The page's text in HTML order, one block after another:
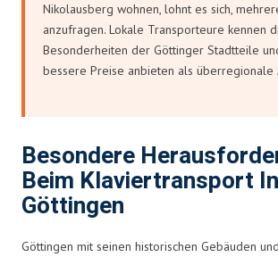
Nikolausberg wohnen, lohnt es sich,
anzufragen. Lokale Transporteure kennen
Besonderheiten der Göttinger Stadtteile
bessere Preise anbieten als überregionale
Besondere
Beim Klaviertransport In
Göttingen
Göttingen mit seinen historischen Gebäuden